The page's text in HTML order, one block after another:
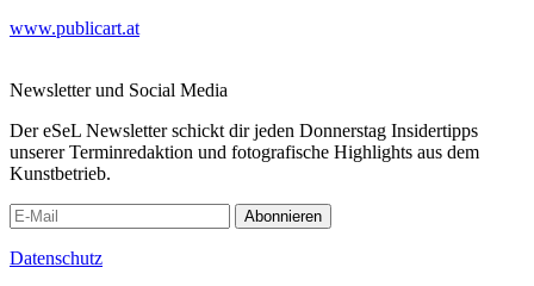
www.publicart.at
Newsletter und Social Media
Der eSeL Newsletter schickt dir jeden Donnerstag Insidertipps
unserer Terminredaktion und fotografische Highlights aus dem
Kunstbetrieb.
Abonnieren
Datenschutz